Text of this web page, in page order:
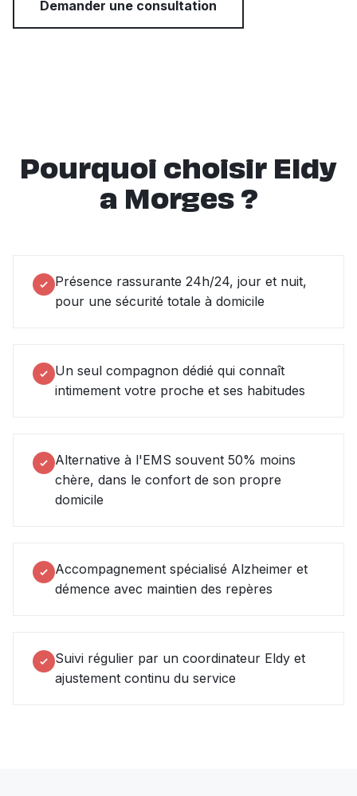
Demander une consultation
Pourquoi choisir Eldy
a Morges ?
Présence rassurante 24h/24, jour et nuit,
pour une sécurité totale à domicile
Un seul compagnon dédié qui connaît
intimement votre proche et ses habitudes
Alternative à l'EMS souvent 50% moins
chère, dans le confort de son propre
domicile
Accompagnement spécialisé Alzheimer et
démence avec maintien des repères
Suivi régulier par un coordinateur Eldy et
ajustement continu du service